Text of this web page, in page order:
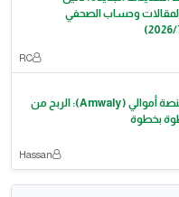
وحساب الصحفي
RC
دليلك الشامل لمنصة أموالي (Amwaly): الربح من
بخطوة
Hassan